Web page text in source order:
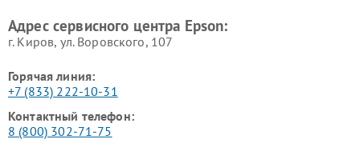
Адрес сервисного центра Epson:
г. Киров, ул. Воровского, 107
Горячая линия:
+7 (833) 222-10-31
Контактный телефон:
8 (800) 302-71-75